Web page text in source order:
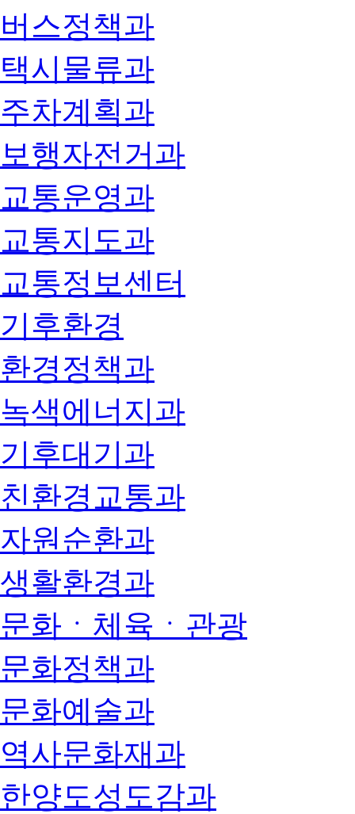
버스정책과
택시물류과
주차계획과
보행자전거과
교통운영과
교통지도과
교통정보센터
기후환경
환경정책과
녹색에너지과
기후대기과
친환경교통과
자원순환과
생활환경과
문화ㆍ체육ㆍ관광
문화정책과
문화예술과
역사문화재과
한양도성도감과